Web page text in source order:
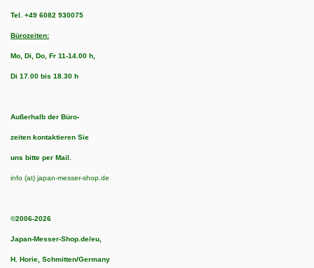
Tel. +49 6082 930075
Bürozeiten:
Mo, Di, Do, Fr 11-14.00 h,
Di 17.00 bis 18.30 h
Außerhalb der Büro-
zeiten kontaktieren Sie
uns bitte per Mail.
info (at) japan-messer-shop.de
©2006-2026
Japan-Messer-Shop.de/eu,
H. Horie, Schmitten/Germany